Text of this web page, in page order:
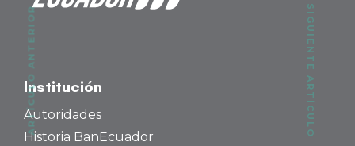
ARTÍCULO ANTERIOR SIGUIENTE ARTÍCULO
Institución
Autoridades
Historia BanEcuador